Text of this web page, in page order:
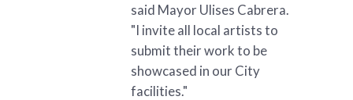
said Mayor Ulises Cabrera.
"I invite all local artists to
submit their work to be
showcased in our City
facilities."